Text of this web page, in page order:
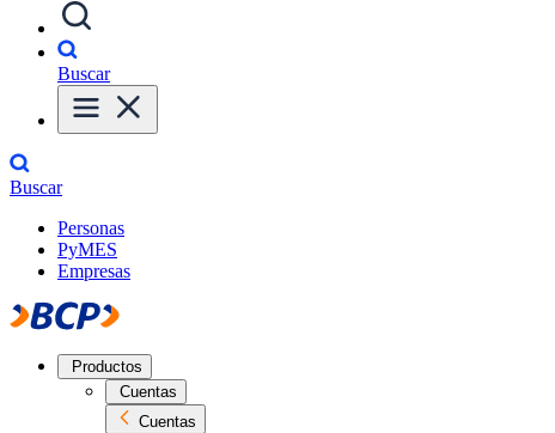
Buscar
Buscar
Personas
PyMES
Empresas
Productos
Cuentas
Cuentas